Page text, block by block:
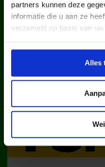
partners kunnen deze
informatie die u aan ze
verzameld op basis van
Alles
kinderen en
2025 via ons lid